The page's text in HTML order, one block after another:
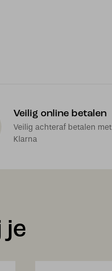
Veilig online betalen
Veilig achteraf betalen met
Klarna
je